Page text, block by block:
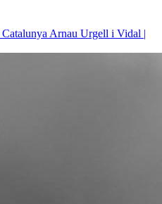
Arnau Urgell i Vidal |